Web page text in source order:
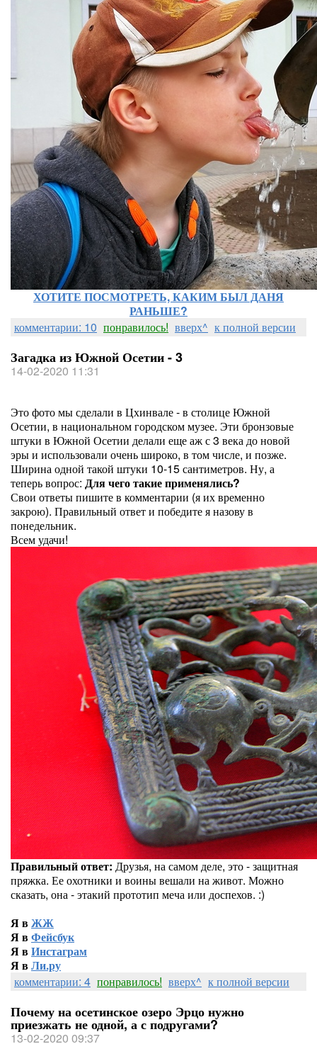
ХОТИТЕ ПОСМОТРЕТЬ, КАКИМ БЫЛ ДАНЯ
РАНЬШЕ?
комментарии: 10 понравилось! вверх^ к полной версии
Загадка из Южной Осетии - 3
14-02-2020 11:31
Это фото мы сделали в Цхинвале - в столице Южной
Осетии, в национальном городском музее. Эти бронзовые
штуки в Южной Осетии делали еще аж с 3 века до новой
эры и использовали очень широко, в том числе, и позже.
Ширина одной такой штуки 10-15 сантиметров. Ну, а
теперь вопрос: Для чего такие применялись?
Свои ответы пишите в комментарии (я их временно
закрою). Правильный ответ и победите я назову в
понедельник.
Всем удачи!
Правильный ответ: Друзья, на самом деле, это - защитная
пряжка. Ее охотники и воины вешали на живот. Можно
сказать, она - этакий прототип меча или доспехов. :)
Я вЖЖ
Я вФейсбук
Я вИнстаграм
Я вЛи.ру
комментарии: 4 понравилось! вверх^ к полной версии
Почему на осетинское озеро Эрцо нужно
приезжать не одной, а с подругами?
13-02-2020 09:37